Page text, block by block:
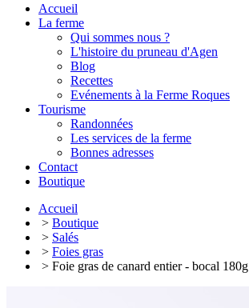
Accueil
La ferme
Qui sommes nous ?
L'histoire du pruneau d'Agen
Blog
Recettes
Evénements à la Ferme Roques
Tourisme
Randonnées
Les services de la ferme
Bonnes adresses
Contact
Boutique
Accueil
> Boutique
> Salés
> Foies gras
> Foie gras de canard entier - bocal 180g